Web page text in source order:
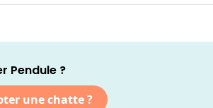
Pendule ?
une chatte ?